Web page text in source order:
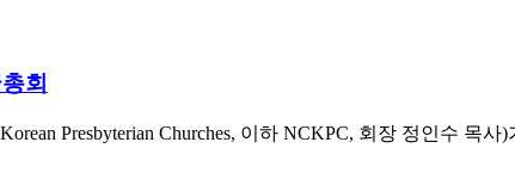
회
Presbyterian Churches, 이하 NCKPC, 회장 정인수 목